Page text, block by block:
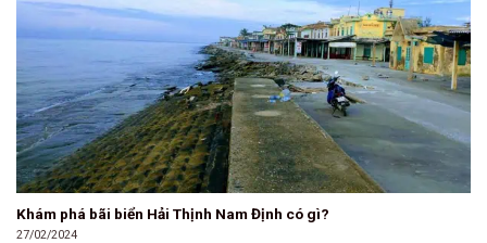
Khám phá bãi biển Hải Thịnh Nam Định có gì?
27/02/2024